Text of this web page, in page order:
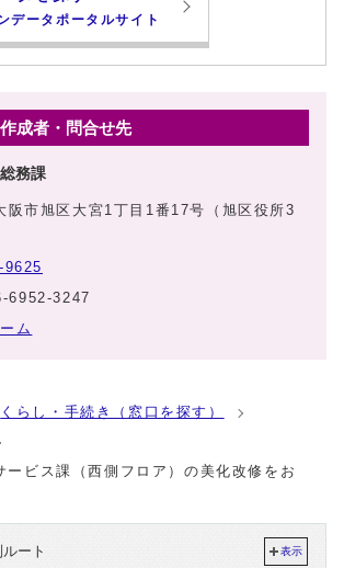
データポータルサイト
成者・問合せ先
務課
市旭区大宮1丁目1番17号（旭区役所3
9625
6952-3247
ム
くらし・手続き（窓口を探す）
ービス課（西側フロア）の美化改修をお
ート 表示